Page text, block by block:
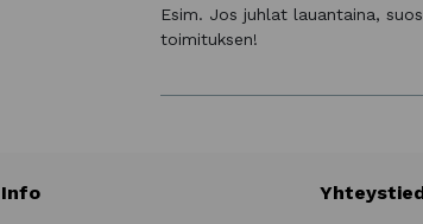
Esim. Jos juhlat lauantaina,
toimituksen!
Info